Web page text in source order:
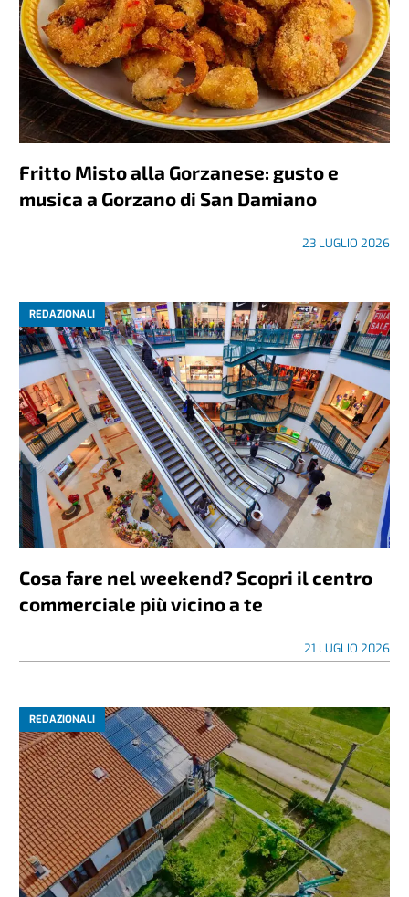
Fritto Misto alla Gorzanese: gusto e
musica a Gorzano di San Damiano
23 LUGLIO 2026
REDAZIONALI
Cosa fare nel weekend? Scopri il centro
commerciale più vicino a te
21 LUGLIO 2026
REDAZIONALI